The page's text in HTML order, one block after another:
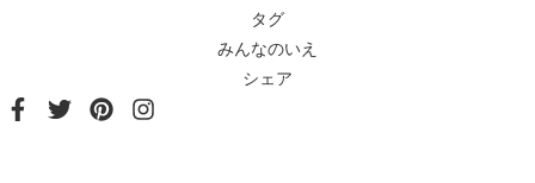
タグ
みんなのいえ
シェア